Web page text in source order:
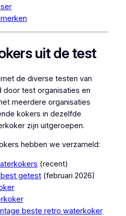
uit de test
de diverse testen van
test organisaties en
meerdere organisaties
kokers in dezelfde
zijn uitgeroepen.
hebben we verzameld:
(recent)
getest(februari 2026)
beste retro waterkoker